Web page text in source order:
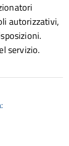
autorizzativi,
servizio.